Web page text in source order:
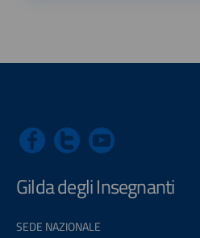
Gilda degli Insegnanti
SEDE NAZIONALE